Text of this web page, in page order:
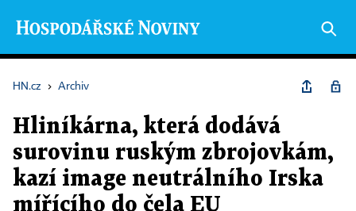
HN.cz › Archiv
Hliníkárna, která dodává
surovinu ruským zbrojovkám,
kazí image neutrálního Irska
mířícího do čela EU